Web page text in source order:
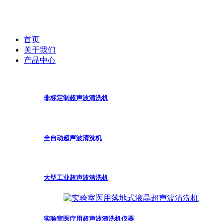
首页
关于我们
产品中心
非标定制超声波清洗机
全自动超声波清洗机
大型工业超声波清洗机
实验室医疗用超声波清洗机仪器